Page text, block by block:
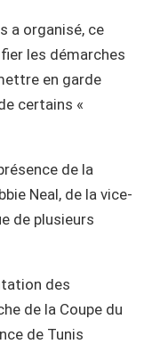
a organisé, ce
les démarches
en garde
certains «
de la
Neal, de la vice-
de plusieurs
des
de la Coupe du
de Tunis